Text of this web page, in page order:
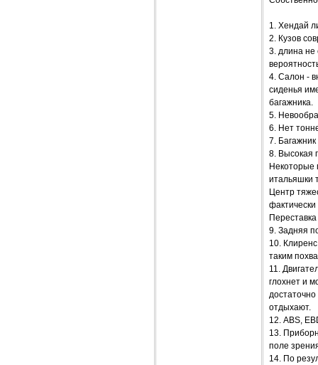
1. Хендай
2. Кузов
3. длина не
4. Салон -
сиденья
багажника.
5.
6. Нет
7.
8. Высокая
Некоторые
итальяшки
Центр
9. Задняя
10.
таким
11.
глохнет и
отдыхают.
12. ABS,
13.
поле
14. По